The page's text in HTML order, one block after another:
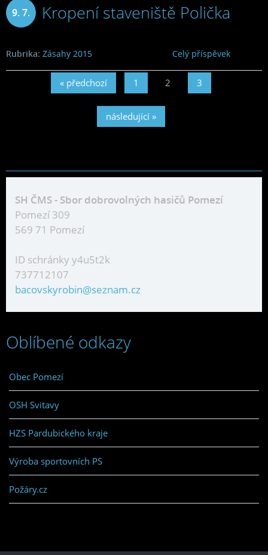
9. 7. Kropení staveniště Polička
Celý příspěvek
Rubrika: Zásahy 2015
« předchozí 1 2 3
následující »
SH ČMS - Sbor dobrovolných hasičů Pomezí
Pomezí 309
569 71 Pomezí
ID schránky y4u5t2k
737712107
bacovskyrobin@seznam.cz
Oblíbené odkazy
Obec Pomezí
OSH Svitavy
HZS Pardubického kraje
Výroba sportovních PS
Požáry.cz